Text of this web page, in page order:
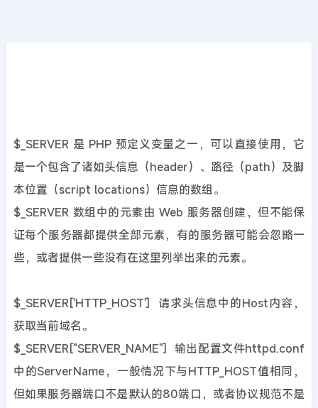
$_SERVER 是 PHP 预定义变量之一，可以直接使用，它
是一个包含了诸如头信息（header）、路径（path）及脚
本位置（script locations）信息的数组。
$_SERVER 数组中的元素由 Web 服务器创建，但不能保
证每个服务器都提供全部元素，有的服务器可能会忽略一
些，或者提供一些没有在这里列举出来的元素。
$_SERVER['HTTP_HOST'] 请求头信息中的Host内容，
获取当前域名。
$_SERVER["SERVER_NAME"] 输出配置文件httpd.conf
中的ServerName，一般情况下与HTTP_HOST值相同，
但如果服务器端口不是默认的80端口，或者协议规范不是